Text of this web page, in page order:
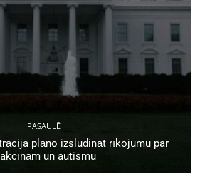
PASAULĒ
plāno izsludināt rīkojumu par
un autismu